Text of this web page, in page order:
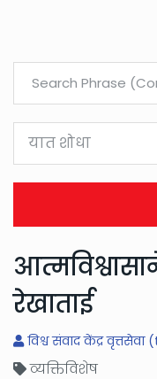
रेखाताई
विश्व संवाद केंद्र
व्यक्तिविशेष